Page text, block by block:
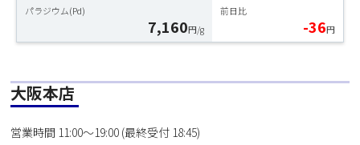
パラジウム(Pd)
7,160円/g
前日比
-36円
大阪本店
営業時間 11:00～19:00 (最終受付 18:45)